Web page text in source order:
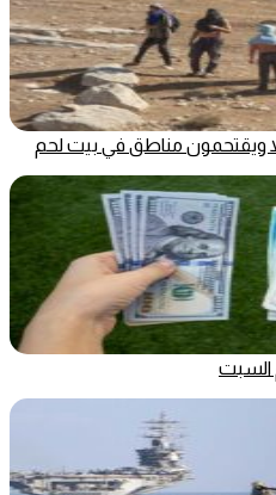
ويقتحمون مناطق في بيت لحم
السبت